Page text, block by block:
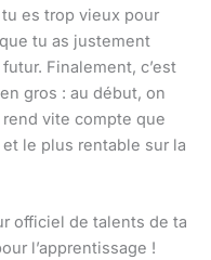
es trop vieux pour
tu as justement
Finalement, c’est
gros : au début, on
vite compte que
le plus rentable sur la
officiel de talents de ta
l’apprentissage !